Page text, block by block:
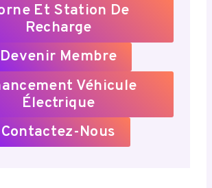
Et Station De
Recharge
Devenir Membre
Véhicule
Électrique
Contactez-Nous